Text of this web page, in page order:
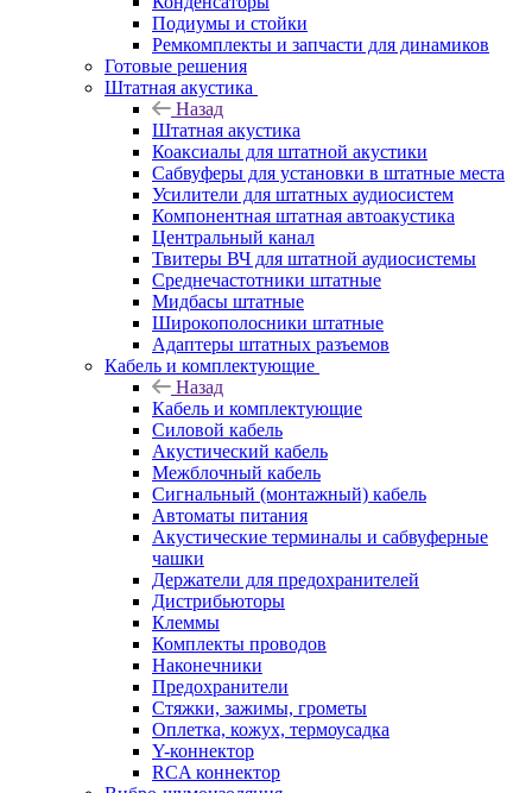
Подиумы и стойки
Ремкомплекты и запчасти для динамиков
Готовые решения
Штатная акустика
Назад
Штатная акустика
Коаксиалы для штатной акустики
Сабвуферы для установки в штатные места
Усилители для штатных аудиосистем
Компонентная штатная автоакустика
Центральный канал
Твитеры ВЧ для штатной аудиосистемы
Среднечастотники штатные
Мидбасы штатные
Широкополосники штатные
Адаптеры штатных разъемов
Кабель и комплектующие
Назад
Кабель и комплектующие
Силовой кабель
Акустический кабель
Межблочный кабель
Сигнальный (монтажный) кабель
Автоматы питания
Акустические терминалы и сабвуферные
чашки
Держатели для предохранителей
Дистрибьюторы
Клеммы
Комплекты проводов
Наконечники
Предохранители
Стяжки, зажимы, грометы
Оплетка, кожух, термоусадка
Y-коннектор
RCA коннектор